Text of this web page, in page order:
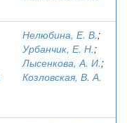
Нелюбина, Е. В.;
Урбанчик, Е. Н.;
Лысенкова, А. И.;
Козловская, В. А.